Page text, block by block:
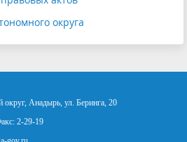
округа
Анадырь, ул. Беринга, 20
2-29-19